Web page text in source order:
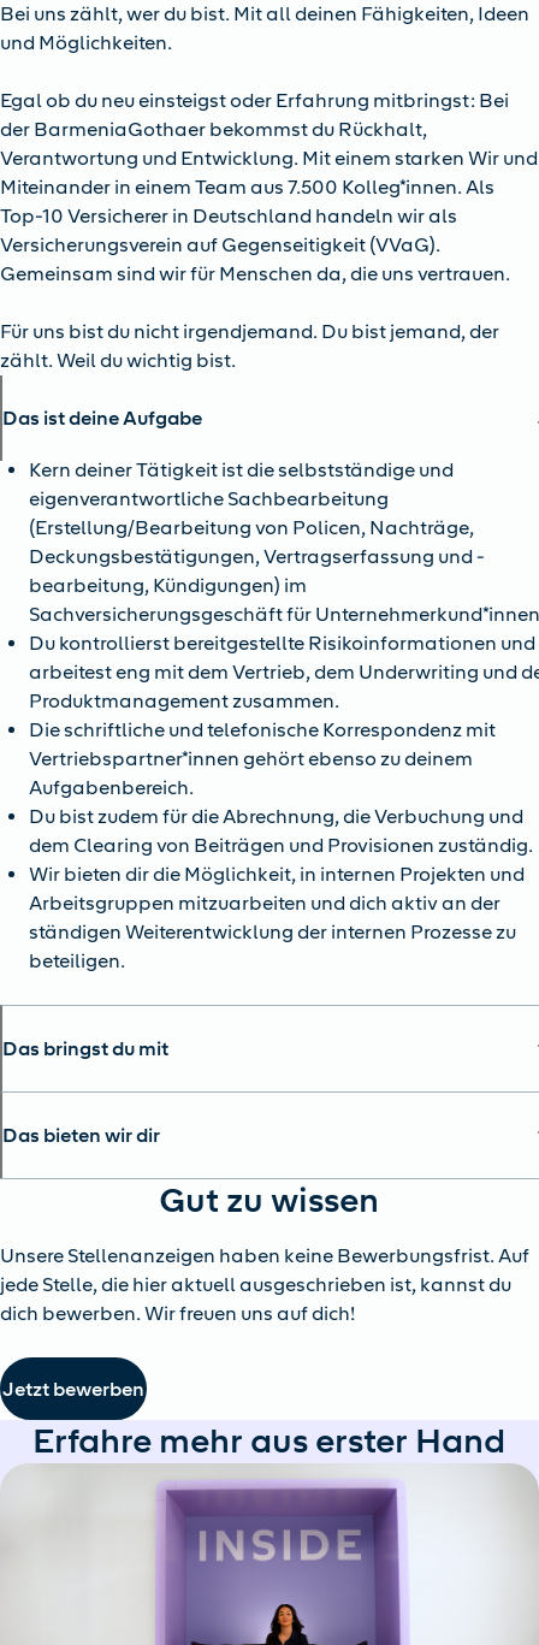
Bei uns zählt, wer du bist. Mit all deinen Fähigkeiten, Ideen
und Möglichkeiten.
Egal ob du neu einsteigst oder Erfahrung mitbringst: Bei
der BarmeniaGothaer bekommst du Rückhalt,
Verantwortung und Entwicklung. Mit einem starken Wir und
Miteinander in einem Team aus 7.500 Kolleg*innen. Als
Top-10 Versicherer in Deutschland handeln wir als
Versicherungsverein auf Gegenseitigkeit (VVaG).
Gemeinsam sind wir für Menschen da, die uns vertrauen.
Für uns bist du nicht irgendjemand. Du bist jemand, der
zählt. Weil du wichtig bist.
Das ist deine Aufgabe
Kern deiner Tätigkeit ist die selbstständige und
eigenverantwortliche Sachbearbeitung
(Erstellung/Bearbeitung von Policen, Nachträge,
Deckungsbestätigungen, Vertragserfassung und -
bearbeitung, Kündigungen) im
Sachversicherungsgeschäft für
Du kontrollierst bereitgestellte Risikoinformationen und
arbeitest eng mit dem Vertrieb, dem Underwriting und
Produktmanagement zusammen.
Die schriftliche und telefonische Korrespondenz mit
Vertriebspartner*innen gehört ebenso zu deinem
Aufgabenbereich.
Du bist zudem für die Abrechnung, die Verbuchung und
dem Clearing von Beiträgen und Provisionen zuständig.
Wir bieten dir die Möglichkeit, in internen Projekten und
Arbeitsgruppen mitzuarbeiten und dich aktiv an der
ständigen Weiterentwicklung der internen Prozesse zu
beteiligen.
Das bringst du mit
Das bieten wir dir
Gut zu wissen
Unsere Stellenanzeigen haben keine Bewerbungsfrist. Auf
jede Stelle, die hier aktuell ausgeschrieben ist, kannst du
dich bewerben. Wir freuen uns auf dich!
Jetzt bewerben
Erfahre mehr aus erster Hand